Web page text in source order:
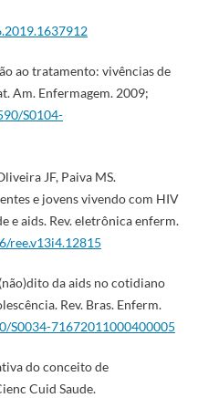
ao tratamento: vivências de
Am. Enfermagem. 2009;
S0104-
JF, Paiva MS.
e jovens vivendo com HIV
e aids. Rev. eletrônica enferm.
ree.v13i4.12815
da aids no cotidiano
Rev. Bras. Enferm.
S0034-71672011000400005
do conceito de
Cuid Saude.